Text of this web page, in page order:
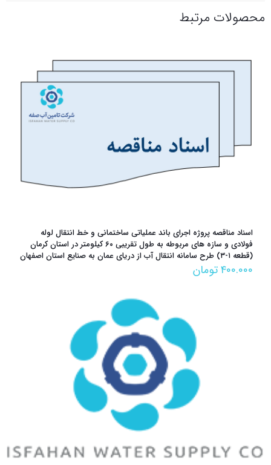
محصولات مرتبط
اسناد مناقصه پروژه اجرای باند عملیاتی ساختمانی و خط انتقال لوله
فولادی و سازه های مربوطه به طول تقریبی ۶۰ کیلومتر در استان کرمان
(قطعه ۱-۳) طرح سامانه انتقال آب از دریای عمان به صنایع استان اصفهان
۴۰۰.۰۰۰تومان